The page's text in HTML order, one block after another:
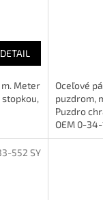
DETAIL
Meter
stopkou,
Oceľové
puzdrom,
Puzdro
OEM 0-34-
552 SY